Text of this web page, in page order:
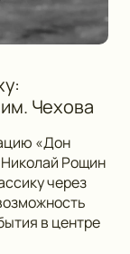
Чехова
«Дон
Рощин
через
в центре